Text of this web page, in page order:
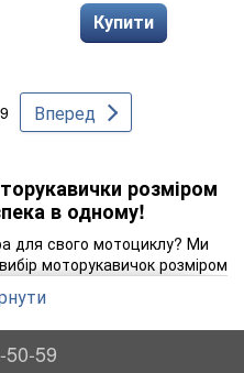
Купити
Вперед
розміром
в одному!
для свого мотоциклу? Ми
моторукавичок розміром
аксесуарів для
стилю вашому
50-59